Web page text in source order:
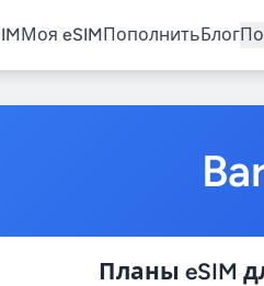
Моя eSIMПополнитьБлог
Планы eSIM